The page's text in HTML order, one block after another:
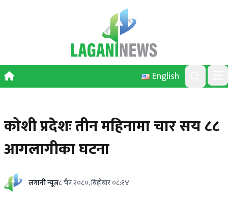
English
Search
कोशी प्रदेशः तीन महिनामा चार सय ८८
आगलागीका घटना
लगानी न्यूज८ चैत्र २०८०, बिहीबार ०८:१४